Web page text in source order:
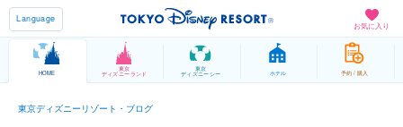
お気に入り
Language
HOME
東京
ディズニーランド
東京
ディズニーシー ホテル 予約 / 購入
東京ディズニーリゾート・ブログ